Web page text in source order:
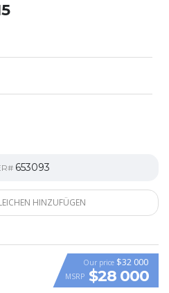
653093
HINZUFÜGEN
Our price $32 000
MSRP $28 000